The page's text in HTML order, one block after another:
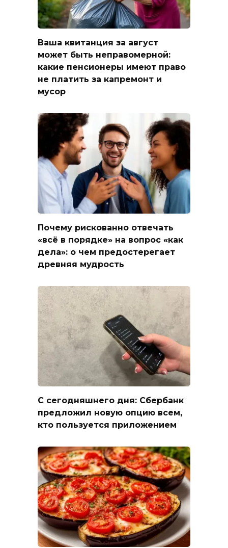
Ваша квитанция за август
может быть неправомерной:
какие пенсионеры имеют право
не платить за капремонт и
мусор
Почему рискованно отвечать
«всё в порядке» на вопрос «как
дела»: о чем предостерегает
древняя мудрость
С сегодняшнего дня: Сбербанк
предложил новую опцию всем,
кто пользуется приложением